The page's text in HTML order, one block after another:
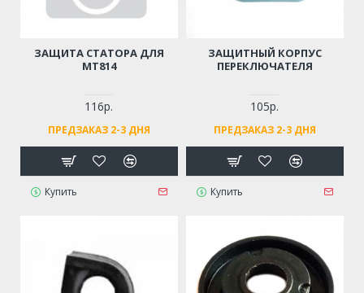
ЗАЩИТА СТАТОРА ДЛЯ
MT814
116р.
ПРЕДЗАКАЗ 2-3 ДНЯ
Купить
ЗАЩИТНЫЙ КОРПУС
ПЕРЕКЛЮЧАТЕЛЯ
105р.
ПРЕДЗАКАЗ 2-3 ДНЯ
Купить